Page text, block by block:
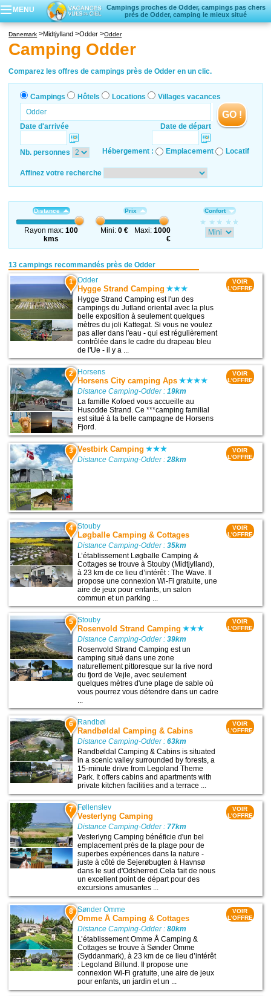
MENU
Campings proches de Odder, campings pas chers
près de Odder, camping le mieux situé
Locations vacances
Villages vacances
Danemark Midtjylland Odder Odder
Camping Odder
Comparez les offres de campings près de Odder en un clic.
Campings Hôtels Locations Villages vacances
Date d'arrivée Date de départ
GO !
Nb. personnes Hébergement : Emplacement Locatif
Affinez votre recherche
Distance
Rayon max:100
kms
Prix
Mini: 0 € Maxi:1000
€
Confort
13 campings recommandés près de Odder
1 Odder
Hygge Strand Camping
Hygge Strand Camping est l'un des
campings du Jutland oriental avec la plus
belle exposition à seulement quelques
mètres du joli Kattegat. Si vous ne voulez
pas aller dans l'eau - qui est régulièrement
contrôlée dans le cadre du drapeau bleu
de l'Ue - il y a ...
VOIR
L'OFFRE
2 Horsens
Horsens City camping Aps
Distance Camping-Odder :19km
La famille Kofoed vous accueille au
Husodde Strand. Ce ***camping familial
est situé à la belle campagne de Horsens
Fjord.
VOIR
L'OFFRE
3 Vestbirk Camping
Distance Camping-Odder :28km
VOIR
L'OFFRE
4 Stouby
Løgballe Camping & Cottages
Distance Camping-Odder :35km
L’établissement Løgballe Camping &
Cottages se trouve à Stouby (Midtjylland),
à 23 km de ce lieu d’intérêt : The Wave. Il
propose une connexion Wi-Fi gratuite, une
aire de jeux pour enfants, un salon
commun et un parking ...
VOIR
L'OFFRE
5 Stouby
Rosenvold Strand Camping
Distance Camping-Odder :39km
Rosenvold Strand Camping est un
camping situé dans une zone
naturellement pittoresque sur la rive nord
du fjord de Vejle, avec seulement
quelques mètres d'une plage de sable où
vous pourrez vous détendre dans un cadre
...
VOIR
L'OFFRE
6 Randbøl
Randbøldal Camping & Cabins
Distance Camping-Odder :63km
Randbøldal Camping & Cabins is situated
in a scenic valley surrounded by forests, a
15-minute drive from Legoland Theme
Park. It offers cabins and apartments with
private kitchen facilities and a terrace ...
VOIR
L'OFFRE
7 Føllenslev
Vesterlyng Camping
Distance Camping-Odder : 77km
Vesterlyng Camping bénéficie d'un bel
emplacement près de la plage pour de
superbes expériences dans la nature -
juste à côté de Sejerøbugten à Havnsø
dans le sud d'Odsherred.Cela fait de nous
un excellent point de départ pour des
excursions amusantes ...
VOIR
L'OFFRE
8 Sønder Omme
Omme Å Camping & Cottages
Distance Camping-Odder :80km
L’établissement Omme Å Camping &
Cottages se trouve à Sønder Omme
(Syddanmark), à 23 km de ce lieu d’intérêt
: Legoland Billund. Il propose une
connexion Wi-Fi gratuite, une aire de jeux
pour enfants, un jardin et un ...
VOIR
L'OFFRE